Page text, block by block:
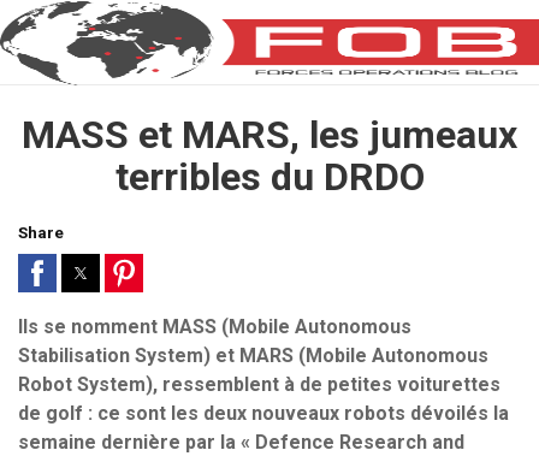
MASS et MARS, les jumeaux
terribles du DRDO
Share
Ils se nomment MASS (Mobile Autonomous
Stabilisation System) et MARS (Mobile Autonomous
Robot System), ressemblent à de petites voiturettes
de golf : ce sont les deux nouveaux robots dévoilés la
semaine dernière par la « Defence Research and